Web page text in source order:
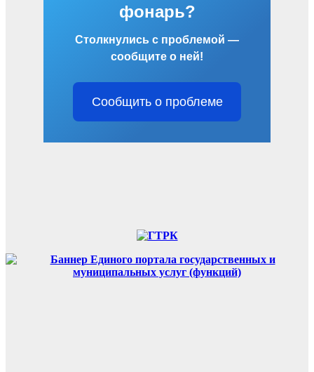
фонарь?
Столкнулись с проблемой —
сообщите о ней!
Сообщить о проблеме